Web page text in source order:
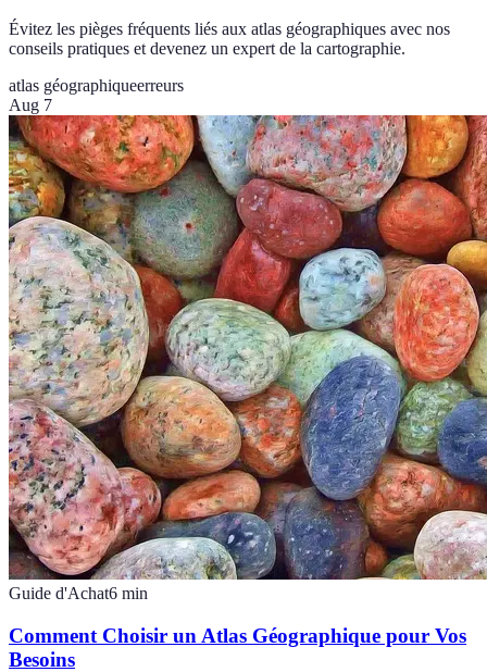
Évitez les pièges fréquents liés aux atlas géographiques avec nos
conseils pratiques et devenez un expert de la cartographie.
atlas géographiqueerreurs
Aug 7
Guide d'Achat6 min
Comment Choisir un Atlas Géographique pour Vos
Besoins